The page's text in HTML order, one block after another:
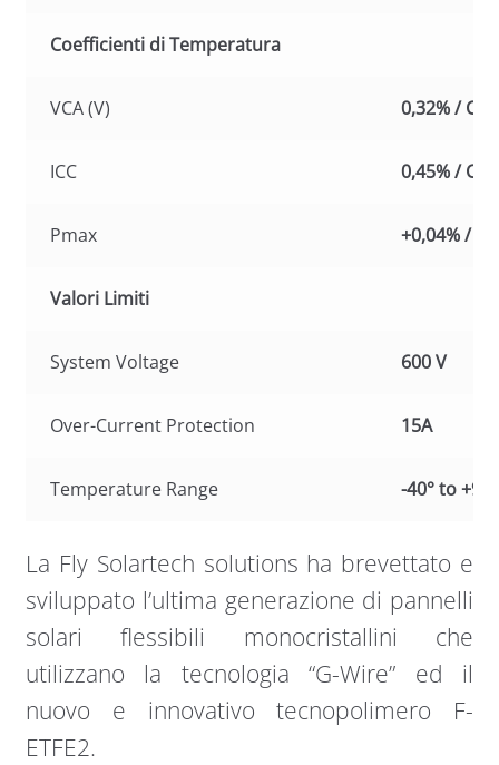
Coefficienti di Temperatura
VCA (V) 0,32% / C°
ICC 0,45% / C°
Pmax +0,04% / °C
Valori Limiti
System Voltage 600 V
Over-Current Protection 15A
Temperature Range -40° to
La Fly Solartech solutions ha brevettato e
sviluppato l’ultima generazione di pannelli
solari flessibili monocristallini che
utilizzano la tecnologia “G-Wire” ed il
nuovo e innovativo tecnopolimero F-
ETFE2.